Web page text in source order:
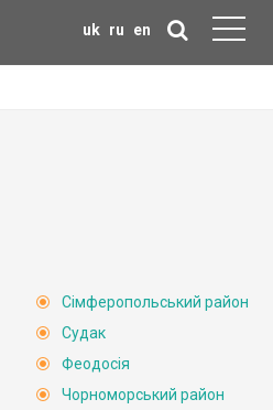
uk ru en
Сімферопольський район
Судак
Феодосія
Чорноморський район